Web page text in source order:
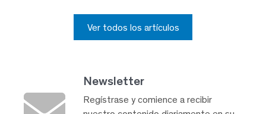
Ver todos los artículos
Newsletter
Regístrase y comience a recibir